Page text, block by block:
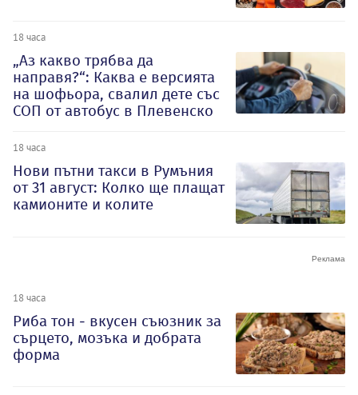
18 часа
„Аз какво трябва да
направя?“: Каква е версията
на шофьора, свалил дете със
СОП от автобус в Плевенско
18 часа
Нови пътни такси в Румъния
от 31 август: Колко ще плащат
камионите и колите
18 часа
Риба тон - вкусен съюзник за
сърцето, мозъка и добрата
форма